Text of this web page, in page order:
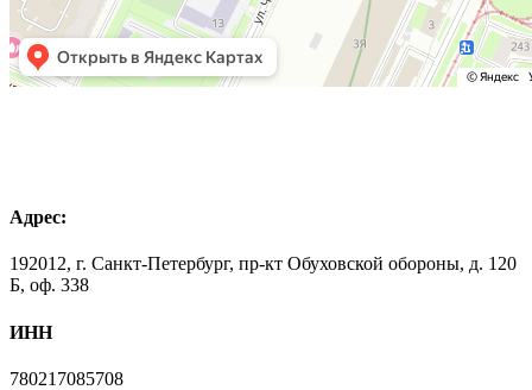
Адрес:
192012, г. Санкт-Петербург, пр-кт Обуховской обороны, д. 120
Б, оф. 338
ИНН
780217085708